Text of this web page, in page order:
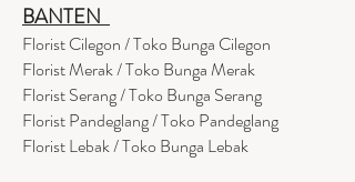
BANTEN
Florist Cilegon / Toko Bunga Cilegon
Florist Merak / Toko Bunga Merak
Florist Serang / Toko Bunga Serang
Florist Pandeglang / Toko Pandeglang
Florist Lebak / Toko Bunga Lebak